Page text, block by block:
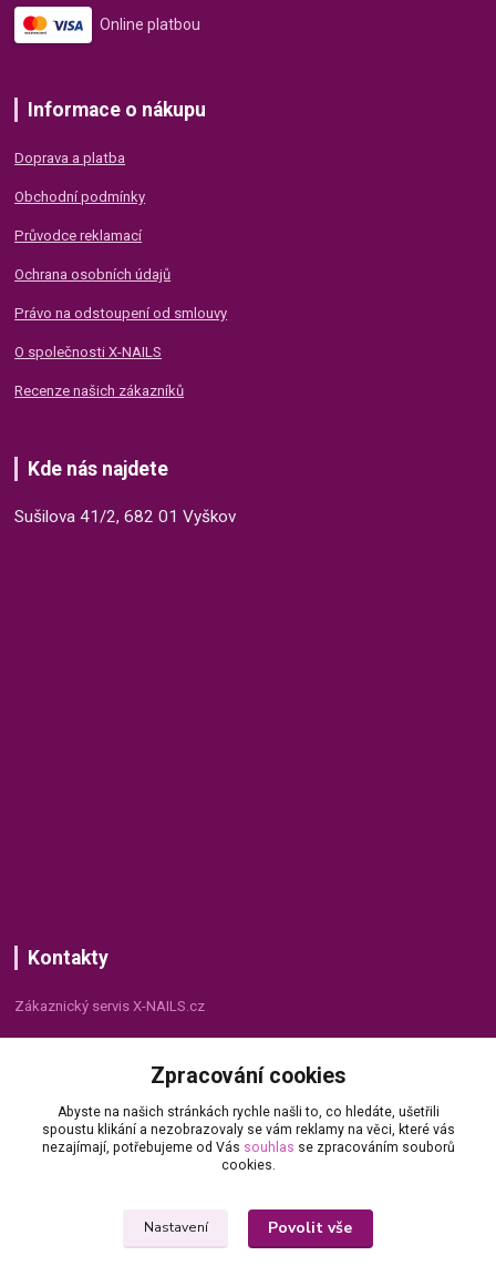
Online platbou
Informace o nákupu
Doprava a platba
Obchodní podmínky
Průvodce reklamací
Ochrana osobních údajů
Právo na odstoupení od smlouvy
O společnosti X-NAILS
Recenze našich zákazníků
Kde nás najdete
Sušilova 41/2, 682 01 Vyškov
Kontakty
Zákaznický servis X-NAILS.cz
+420 735 055 075
(Po - Pá, 8 - 16 hod.)
info@x-nails.cz
Zpracování cookies
Abyste na našich stránkách rychle našli to, co hledáte, ušetřili
spoustu klikání a nezobrazovaly se vám reklamy na věci, které vás
nezajímají, potřebujeme od Vás souhlas se zpracováním souborů
cookies.
Nastavení Povolit vše